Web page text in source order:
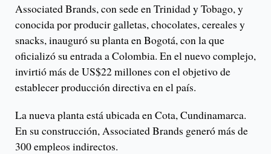
Associated Brands, con sede en Trinidad y Tobago, y
conocida por producir galletas, chocolates, cereales y
snacks, inauguró su planta en Bogotá, con la que
oficializó su entrada a Colombia. En el nuevo complejo,
invirtió más de US$22 millones con el objetivo de
establecer producción directiva en el país.
La nueva planta está ubicada en Cota, Cundinamarca.
En su construcción, Associated Brands generó más de
300 empleos indirectos.